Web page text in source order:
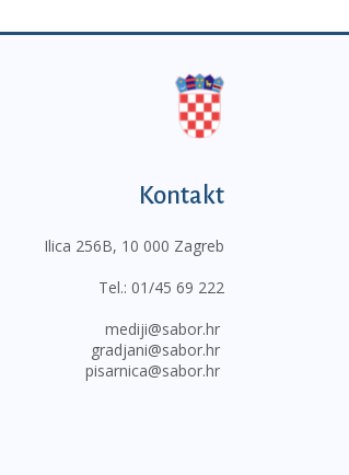
Kontakt
Ilica 256B, 10 000 Zagreb
Tel.: 01/45 69 222
mediji@sabor.hr
gradjani@sabor.hr
pisarnica@sabor.hr